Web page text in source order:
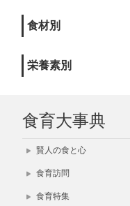
食材別
栄養素別
食育大事典
賢人の食と心
食育訪問
食育特集